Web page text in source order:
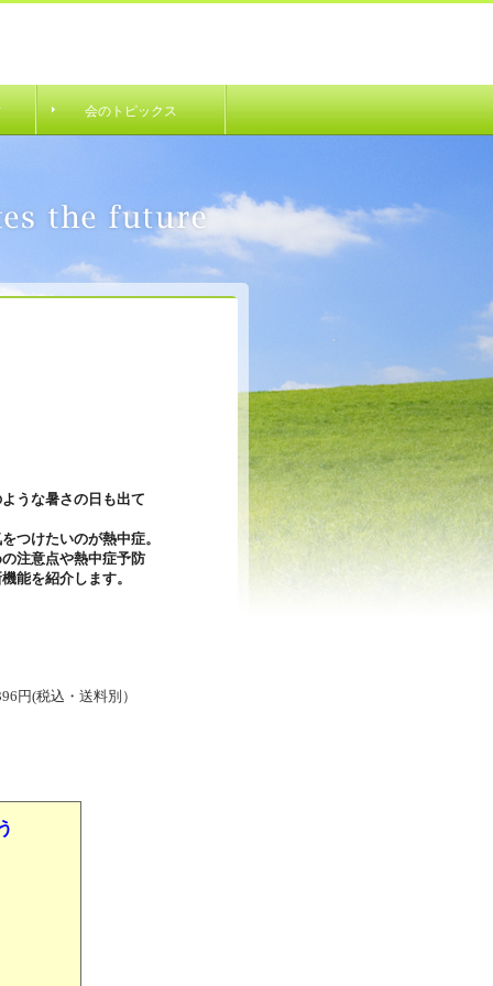
会のトピックス
うな暑さの日も出て
つけたいのが熱中症。
注意点や熱中症予防
能を紹介します。
円(税込・送料別）